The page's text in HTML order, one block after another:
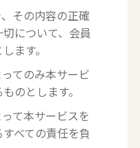
その内容の正確
について、会員
ます。
てのみ本サービ
のとします。
て本サービスを
べての責任を負